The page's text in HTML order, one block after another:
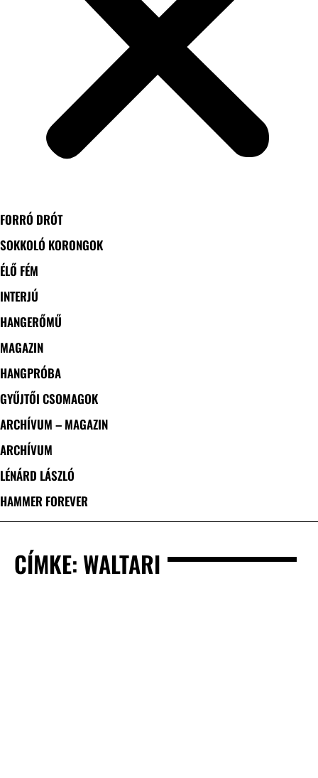
FORRÓ DRÓT
SOKKOLÓ KORONGOK
ÉLŐ FÉM
INTERJÚ
HANGERŐMŰ
MAGAZIN
HANGPRÓBA
GYŰJTŐI CSOMAGOK
ARCHÍVUM – MAGAZIN
ARCHÍVUM
LÉNÁRD LÁSZLÓ
HAMMER FOREVER
CÍMKE: WALTARI